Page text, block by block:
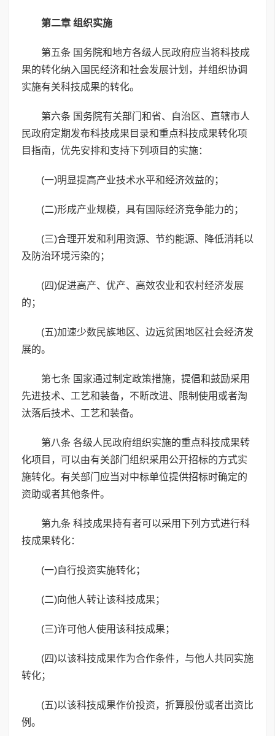
第二章 组织实施
第五条 国务院和地方各级人民政府应当将科技成
果的转化纳入国民经济和社会发展计划，并组织协调
实施有关科技成果的转化。
第六条 国务院有关部门和省、自治区、直辖市人
民政府定期发布科技成果目录和重点科技成果转化项
目指南，优先安排和支持下列项目的实施：
(一)明显提高产业技术水平和经济效益的；
(二)形成产业规模，具有国际经济竞争能力的；
(三)合理开发和利用资源、节约能源、降低消耗以
及防治环境污染的；
(四)促进高产、优产、高效农业和农村经济发展
的；
(五)加速少数民族地区、边远贫困地区社会经济发
展的。
第七条 国家通过制定政策措施，提倡和鼓励采用
先进技术、工艺和装备，不断改进、限制使用或者淘
汰落后技术、工艺和装备。
第八条 各级人民政府组织实施的重点科技成果转
化项目，可以由有关部门组织采用公开招标的方式实
施转化。有关部门应当对中标单位提供招标时确定的
资助或者其他条件。
第九条 科技成果持有者可以采用下列方式进行科
技成果转化：
(一)自行投资实施转化；
(二)向他人转让该科技成果；
(三)许可他人使用该科技成果；
(四)以该科技成果作为合作条件，与他人共同实施
转化；
(五)以该科技成果作价投资，折算股份或者出资比
例。